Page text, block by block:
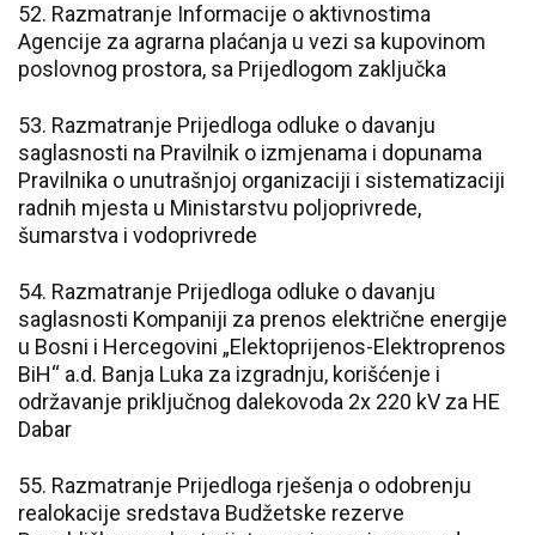
52. Razmatranje Informacije o aktivnostima
Agencije za agrarna plaćanja u vezi sa kupovinom
poslovnog prostora, sa Prijedlogom zaključka
53. Razmatranje Prijedloga odluke o davanju
saglasnosti na Pravilnik o izmjenama i dopunama
Pravilnika o unutrašnjoj organizaciji i sistematizaciji
radnih mjesta u Ministarstvu poljoprivrede,
šumarstva i vodoprivrede
54. Razmatranje Prijedloga odluke o davanju
saglasnosti Kompaniji za prenos električne energije
u Bosni i Hercegovini „Elektoprijenos-Elektroprenos
BiH“ a.d. Banja Luka za izgradnju, korišćenje i
održavanje priključnog dalekovoda 2x 220 kV za HE
Dabar
55. Razmatranje Prijedloga rješenja o odobrenju
realokacije sredstava Budžetske rezerve